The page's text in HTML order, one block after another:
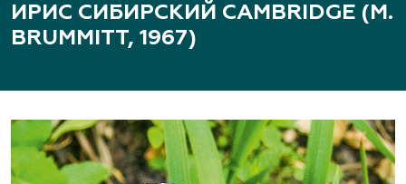
ИРИС СИБИРСКИЙ CAMBRIDGE (M.
BRUMMITT, 1967)